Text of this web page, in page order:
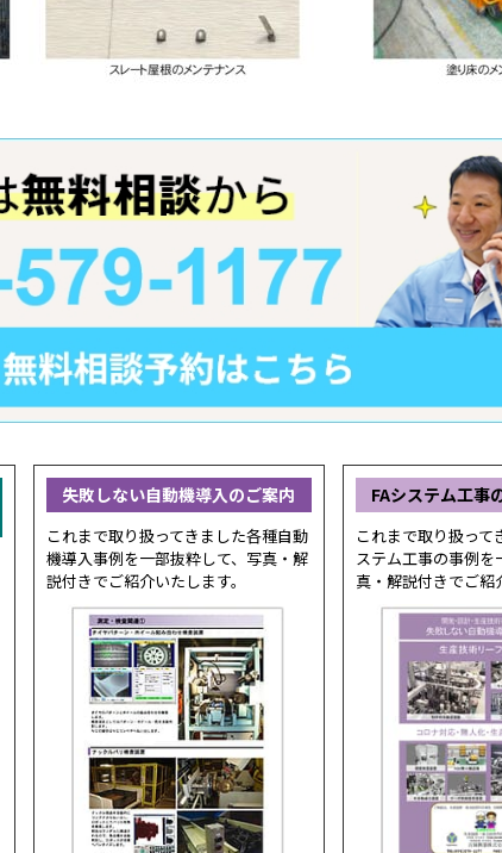
失敗しない自動機導入のご案内
これまで取り扱ってきました各種自動
機導入事例を一部抜粋して、写真・解
説付きでご紹介いたします。
FAシステム工事
これまで取り扱って
ステム工事の事例を
真・解説付きでご紹